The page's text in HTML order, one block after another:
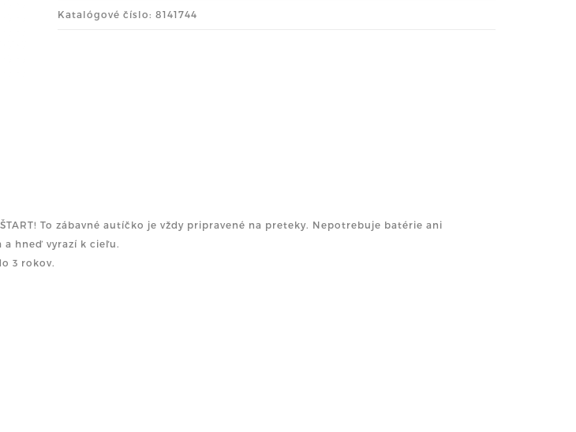
Katalógové číslo: 8141744
To zábavné autíčko je vždy pripravené na preteky. Nepotrebuje batérie ani
hneď vyrazí k cieľu.
3 rokov.